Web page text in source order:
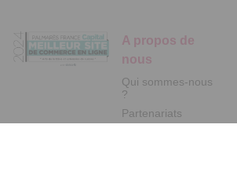
A propos de
nous
Qui sommes-nous
?
Partenariats